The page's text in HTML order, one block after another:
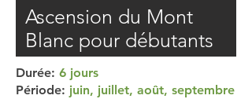
Ascension du Mont
Blanc pour débutants
Durée: 6 jours
Période: juin, juillet, août, septembre